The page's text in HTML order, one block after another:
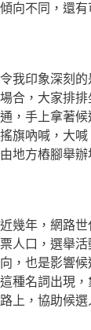
傾向不同，還有
令我印象深刻
場合，大家排
通，手上拿著
搖旗吶喊，大
由地方樁腳舉
近幾年，網路
票人口，選舉
向，也是影響候
這種名詞出現
路上，協助候選